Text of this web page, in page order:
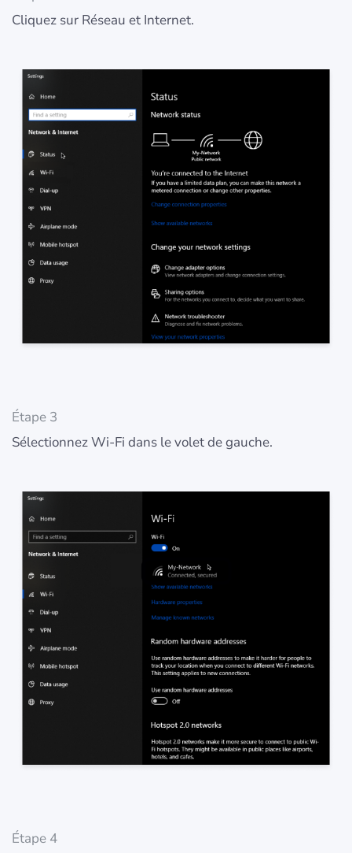
Cliquez sur Réseau et Internet.
Étape 3
Sélectionnez Wi-Fi dans le volet de gauche.
Étape 4